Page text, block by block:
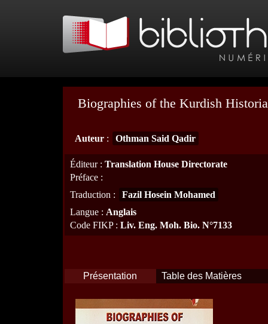
Biographies of the Kurdish
Auteur : Othman Said Qadir
Éditeur: Translation House Directorate
Préface :
Traduction :
Fazil Hosein Mohamed
Langue : Anglais
Code FIKP: Liv. Eng. Moh. Bio. N°7133
Présentation Table des Matières